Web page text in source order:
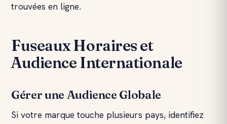
trouvées en ligne.
Fuseaux Horaires et
Audience Internationale
Gérer une Audience Globale
Si votre marque touche plusieurs pays, identifiez